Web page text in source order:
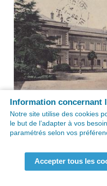
Information concernant
Notre site utilise des cookies
le but de l’adapter à vos
paramétrés selon vos
Accepter tous les